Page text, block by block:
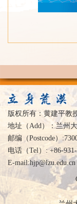
版权所有：黄建平教
地址（Add）：兰州
邮编（Postcode）
电话（Tel）: +86-
E-mail:hjp@lzu.edu.cn